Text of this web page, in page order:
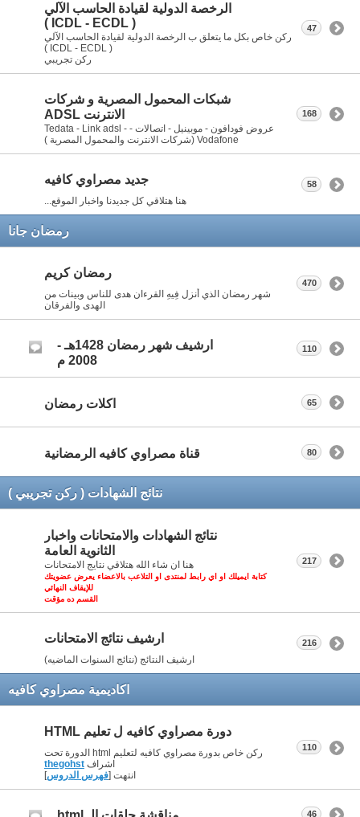
الرخصة الدولية لقيادة الحاسب الآلي
( ICDL - ECDL )
ركن خاص بكل ما يتعلق ب الرخصة الدولية لقيادة الحاسب الآلي
( ICDL - ECDL )
ركن تجريبي
47
شبكات المحمول المصرية و شركات
الانترنت ADSL
عروض فودافون - موبينيل - اتصالات - Tedata - Link adsl -
Vodafone (شركات الانترنت والمحمول المصرية )
168
جديد مصراوي كافيه
هنا هتلاقي كل جديدنا واخبار الموقع...
58
رمضان جانا
رمضان كريم
شهر رمضان الذي أنزل فِيهِ القرءان هدى للناس وبينات من
الهدى والفرقان
470
ارشيف شهر رمضان 1428هـ -
2008 م
110
اكلات رمضان 65
قناة مصراوي كافيه الرمضانية 80
نتائج الشهادات ( ركن تجريبي )
نتائج الشهادات والامتحانات واخبار
الثانوية العامة
هنا ان شاء الله هتلاقي نتايج الامتحانات
كتابة ايميلك او اي رابط لمنتدى او التلاعب بالاعضاء يعرض عضويتك
للإيقاف النهائي
القسم ده مؤقت
217
ارشيف نتائج الامتحانات
ارشيف النتائج (نتائج السنوات الماضيه)
216
اكاديمية مصراوي كافيه
دورة مصراوي كافيه ل تعليم HTML
ركن خاص بدورة مصراوي كافيه لتعليم html الدورة تحت
اشراف thegohst
انتهت [فهرس الدروس]
110
46